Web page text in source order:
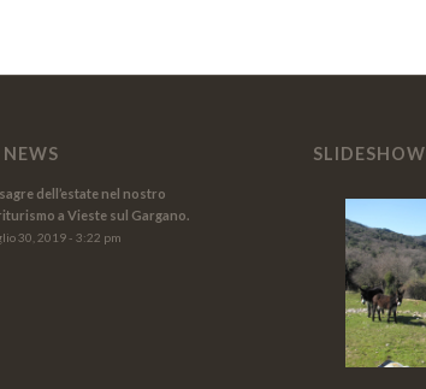
dell’estate nel nostro
a Vieste sul Gargano.
30, 2019 - 3:22 pm
SLIDESHOW